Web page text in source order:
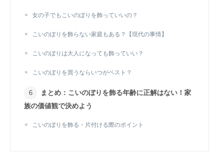
女の子でもこいのぼりを飾っていいの？
こいのぼりを飾らない家庭もある？【現代の事情】
こいのぼりは大人になっても飾っていい？
こいのぼりを買うならいつがベスト？
まとめ：こいのぼりを飾る年齢に正解はない！家
族の価値観で決めよう
こいのぼりを飾る・片付ける際のポイント